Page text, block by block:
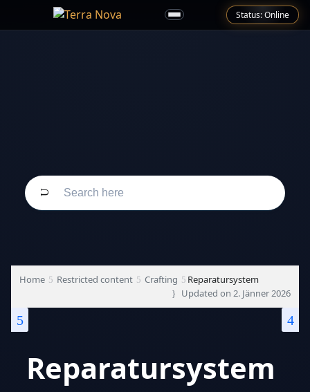
Status: Online
Home Restricted content Crafting
Reparatursystem
Updated on 2. Jänner 2026
Reparatursystem